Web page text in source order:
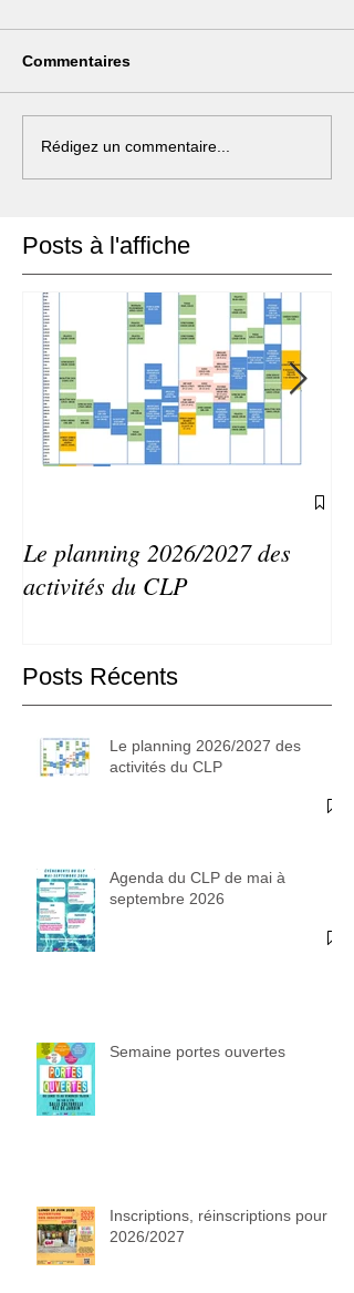
Commentaires
Rédigez un commentaire...
Posts à l'affiche
Le planning 2026/2027 des
activités du CLP
Posts Récents
Le planning 2026/2027 des
activités du CLP
Agenda du CLP de mai à
septembre 2026
Semaine portes ouvertes
Inscriptions, réinscriptions pour
2026/2027